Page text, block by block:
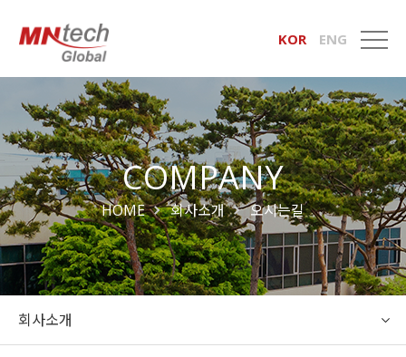
KOR ENG
COMPANY
HOME 회사소개 오시는길
회사소개